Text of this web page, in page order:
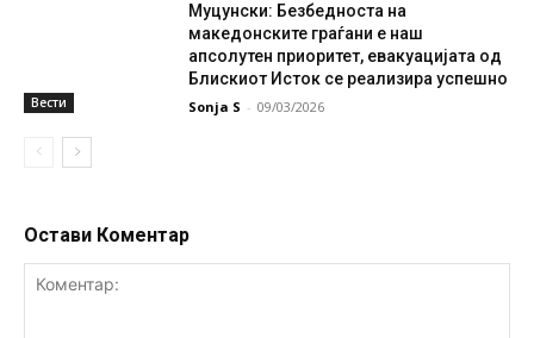
Вести
Муцунски: Безбедноста на
македонските граѓани е наш
апсолутен приоритет, евакуацијата од
Блискиот Исток се реализира успешно
Sonja S - 09/03/2026
Остави Коментар